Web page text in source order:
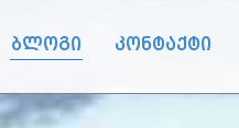
ბლოგი კონტაქტი